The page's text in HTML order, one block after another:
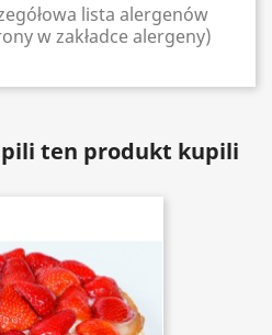
lista alergenów
w zakładce alergeny)
ten produkt kupili